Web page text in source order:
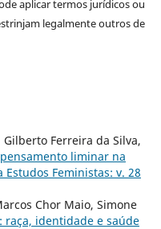
aplicar termos jurídicos ou
legalmente outros de
Ferreira da Silva,
liminar na
Estudos Feministas: v. 28
Chor Maio, Simone
raça, identidade e saúde